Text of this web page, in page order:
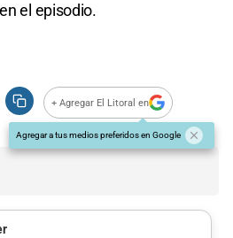
el episodio.
+ Agregar El Litoral en
Agregar a tus medios preferidos en Google